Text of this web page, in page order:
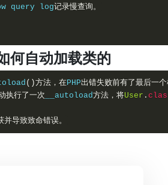
query log记录慢查询。
何自动加载类的
( )方法，在PHP出错失败前有了最后一个
执行了一次 __autoload方法，将User .
并导致致命错误。